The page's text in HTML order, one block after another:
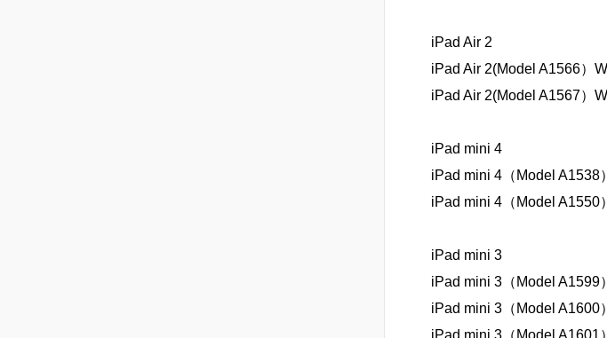
iPad Air 2
iPad Air 2(Model A1566）
iPad Air 2(Model A1567）
iPad mini 4
iPad mini 4（Model A1538
iPad mini 4（Model A1550
iPad mini 3
iPad mini 3（Model A1599
iPad mini 3（Model A1600
iPad mini 3（Model A1601